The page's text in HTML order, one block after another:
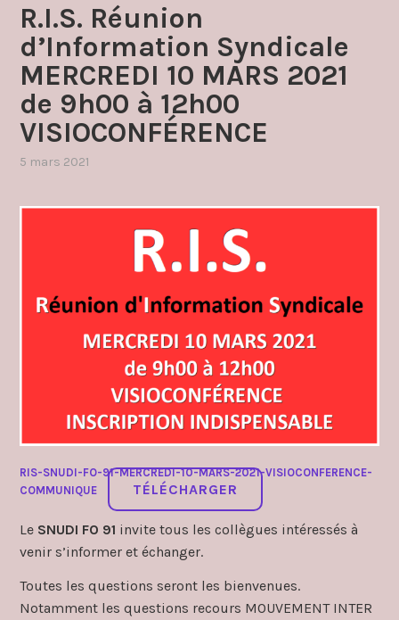
R.I.S. Réunion
d’Information Syndicale
MERCREDI 10 MARS 2021
de 9h00 à 12h00
VISIOCONFÉRENCE
5 mars 2021
d'information
RIS-SNUDI-FO-91-MERCREDI-10-MARS-2021-VISIOCONFERENCE-
COMMUNIQUE
TÉLÉCHARGER
Le SNUDI FO 91 invite tous les collègues intéressés à
venir s’informer et échanger.
Toutes les questions seront les bienvenues.
Notamment les questions recours MOUVEMENT INTER